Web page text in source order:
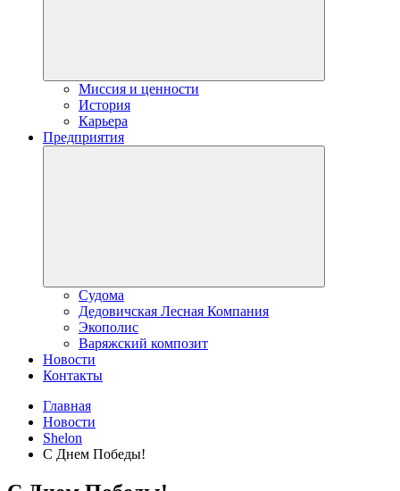
Миссия и ценности
История
Карьера
Предприятия
Судома
Дедовичская Лесная Компания
Экополис
Варяжский композит
Новости
Контакты
Главная
Новости
Shelon
С Днем Победы!